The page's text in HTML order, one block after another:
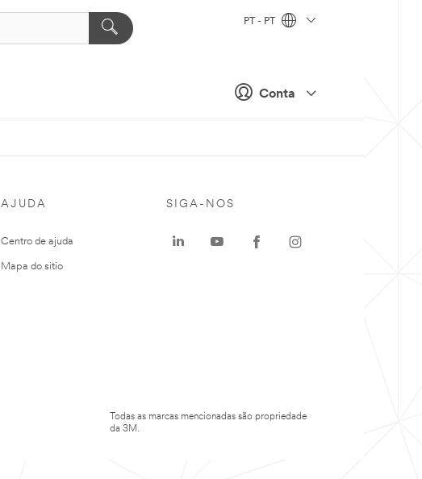
Conta
PT - PT
AJUDA
Centro de ajuda
Mapa do sitio
SIGA-NOS
Todas as marcas mencionadas são propriedade
da 3M.